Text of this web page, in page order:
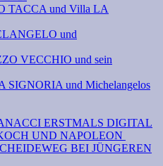
TACCA und Villa LA
und
VECCHIO und sein
SIGNORIA und Michelangelos
ERSTMALS DIGITAL
UND NAPOLEON
BEI JÜNGEREN